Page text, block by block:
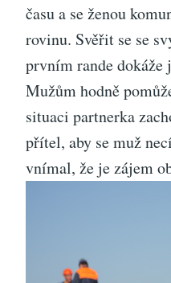
času a se ženou
rovinu. Svěřit se se
prvním rande
Mužům hodně
situaci partnerka
přítel, aby se muž
vnímal, že je zájem